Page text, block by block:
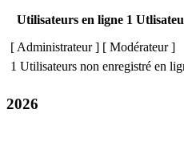
Utilisateurs en ligne 1
[ Administrateur] [ Modérateur]
1 Utilisateurs non enregistré en
2026